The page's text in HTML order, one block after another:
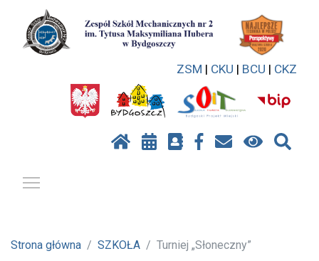
ZSM | CKU | BCU | CKZ
Strona główna SZKOŁA Turniej „Słoneczny”